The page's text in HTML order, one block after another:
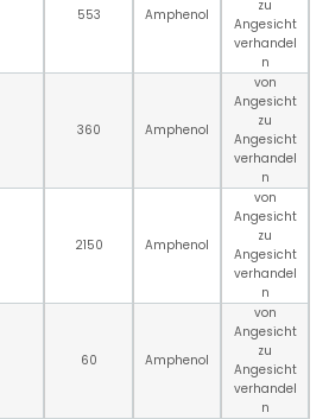
553 Amphenol
zu
Angesicht
verhandel
n
360 Amphenol
von
Angesicht
zu
Angesicht
verhandel
n
2150 Amphenol
von
Angesicht
zu
Angesicht
verhandel
n
60 Amphenol
von
Angesicht
zu
Angesicht
verhandel
n